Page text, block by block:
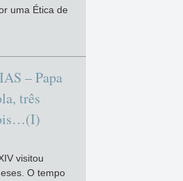
uma Ética de
– Papa
três
visitou
O tempo